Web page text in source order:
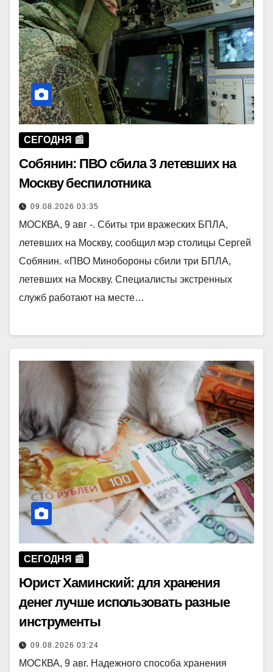
СЕГОДНЯ 📰
Собянин: ПВО сбила 3 летевших на
Москву беспилотника
09.08.2026 03:35
МОСКВА, 9 авг -. Сбиты три вражеских БПЛА,
летевших на Москву, сообщил мэр столицы Сергей
Собянин. «ПВО Минобороны сбили три БПЛА,
летевших на Москву. Специалисты экстренных
служб работают на месте…
СЕГОДНЯ 📰
Юрист Хаминский: для хранения
денег лучше использовать разные
инструменты
09.08.2026 03:24
МОСКВА, 9 авг. Надежного способа хранения